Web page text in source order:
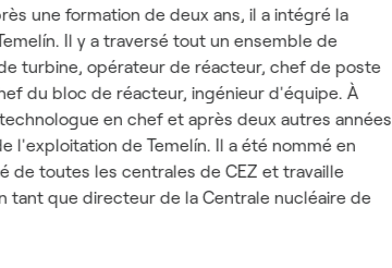
une formation de deux ans, il a intégré la
Il y a traversé tout un ensemble de
turbine, opérateur de réacteur, chef de poste
du bloc de réacteur, ingénieur d'équipe. À
en chef et après deux autres années
l'exploitation de Temelín. Il a été nommé en
de toutes les centrales de CEZ et travaille
tant que directeur de la Centrale nucléaire de